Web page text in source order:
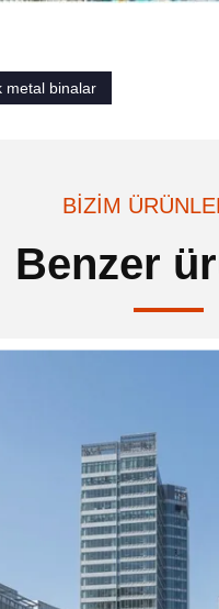
metal binalar
BIZIM
Benzer